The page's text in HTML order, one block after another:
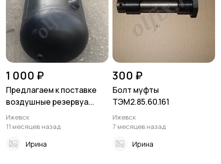
1 000 ₽
Предлагаем к поставке
воздушные резервуа...
Ижевск
11 месяцев назад
Ирина
300 ₽
Болт муфты
ТЭМ2.85.60.161
Ижевск
7 месяцев назад
Ирина